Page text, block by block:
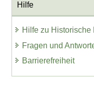
Hilfe
Hilfe zu Historische
Fragen und
Barrierefreiheit